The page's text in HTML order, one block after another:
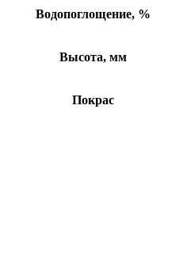
Водопоглощение, %
Высота, мм
Покрас